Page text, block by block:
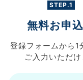
STEP.1
無料お申
登録フォームから 1
ご入力 いただけ